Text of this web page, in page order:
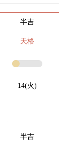
半吉
天格
14(火)
半吉